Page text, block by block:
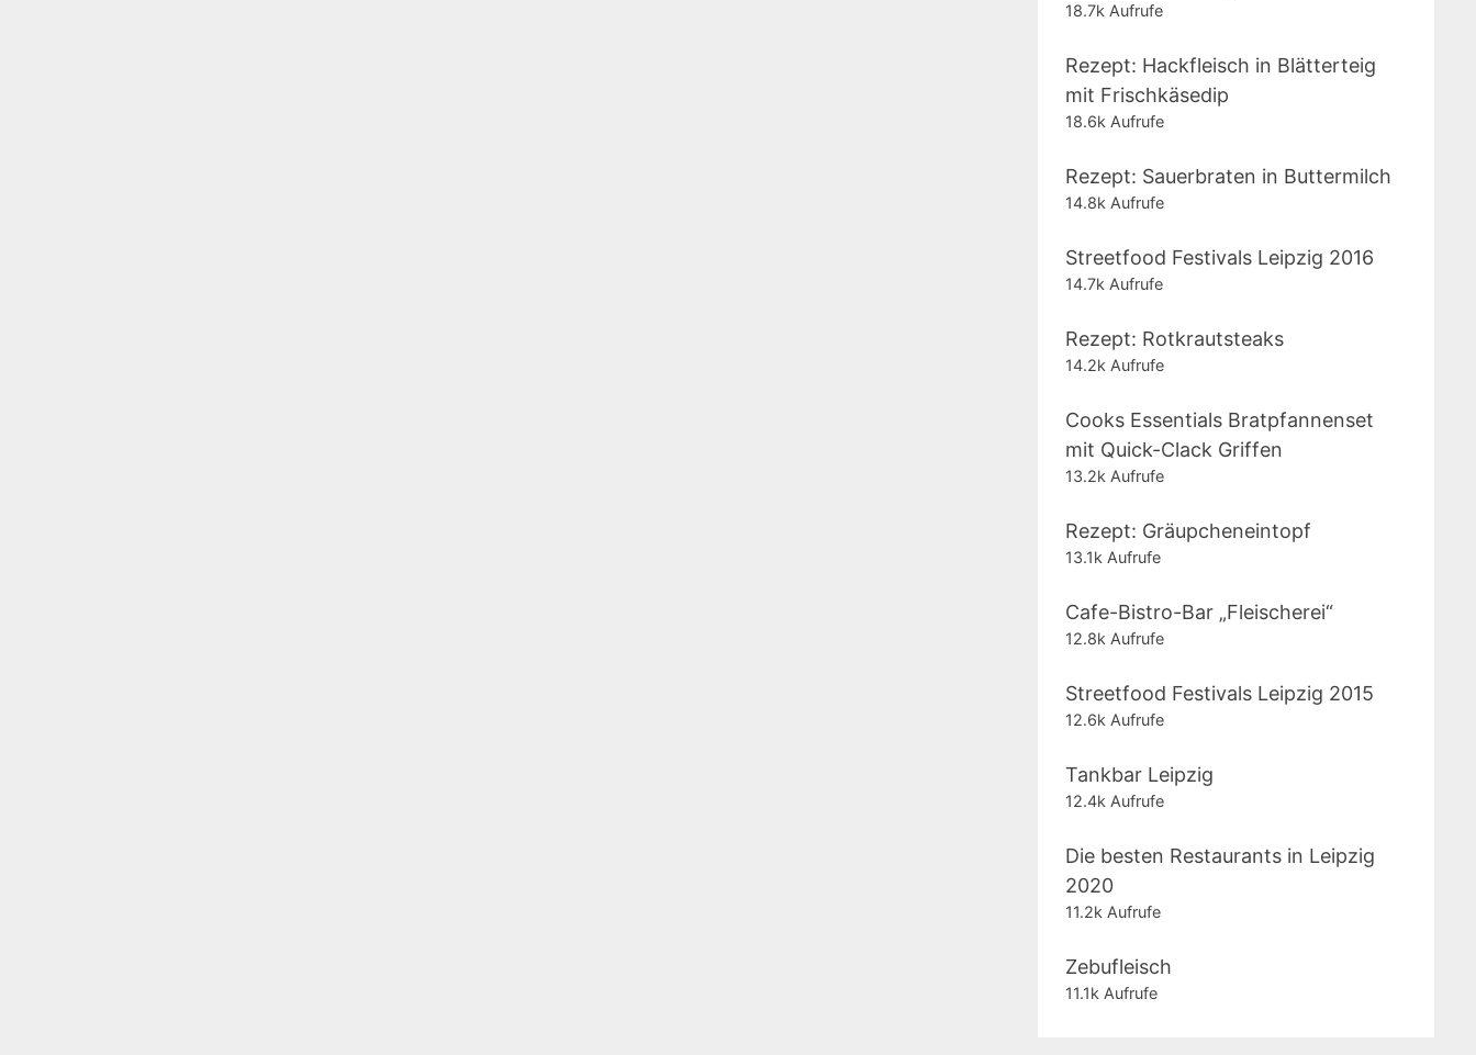
18.7k Aufrufe
Rezept: Hackfleisch in Blätterteig
mit Frischkäsedip
18.6k Aufrufe
Rezept: Sauerbraten in Buttermilch
14.8k Aufrufe
Streetfood Festivals Leipzig 2016
14.7k Aufrufe
Rezept: Rotkrautsteaks
14.2k Aufrufe
Cooks Essentials Bratpfannenset
mit Quick-Clack Griffen
13.2k Aufrufe
Rezept: Gräupcheneintopf
13.1k Aufrufe
Cafe-Bistro-Bar „Fleischerei“
12.8k Aufrufe
Streetfood Festivals Leipzig 2015
12.6k Aufrufe
Tankbar Leipzig
12.4k Aufrufe
Die besten Restaurants in Leipzig
2020
11.2k Aufrufe
Zebufleisch
11.1k Aufrufe